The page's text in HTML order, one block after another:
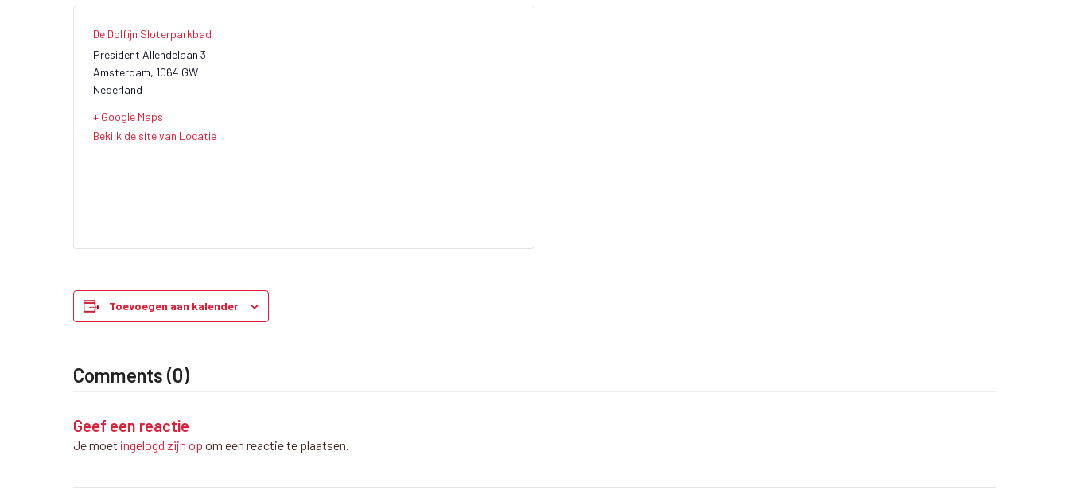
De Dolfijn Sloterparkbad
President Allendelaan 3
Amsterdam, 1064 GW
Nederland
+ Google Maps
Bekijk de site van Locatie
Toevoegen aan kalender
Comments (0)
Geef een reactie
Je moet ingelogd zijn op om een reactie te plaatsen.